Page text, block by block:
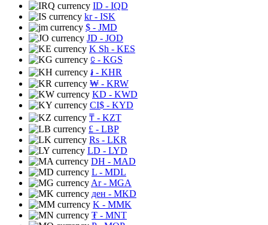
ID - IQD
kr- ISK
$ - JMD
JD - JOD
K Sh - KES
⃀ - KGS
៛ - KHR
₩ - KRW
KD - KWD
CI$ - KYD
₸ - KZT
£ - LBP
Rs - LKR
LD - LYD
DH - MAD
L - MDL
Ar- MGA
ден - MKD
K - MMK
₮ - MNT